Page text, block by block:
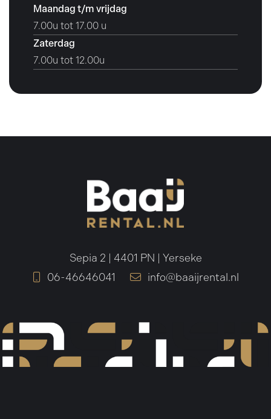
Maandag t/m vrijdag
7.00u tot 17.00 u
Zaterdag
7.00u tot 12.00u
Sepia 2 | 4401 PN | Yerseke
06-46646041
info@baaijrental.nl